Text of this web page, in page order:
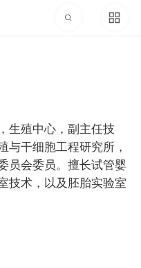
生殖中心，副主任技
与干细胞工程研究所，
员会委员。擅长试管婴
技术，以及胚胎实验室